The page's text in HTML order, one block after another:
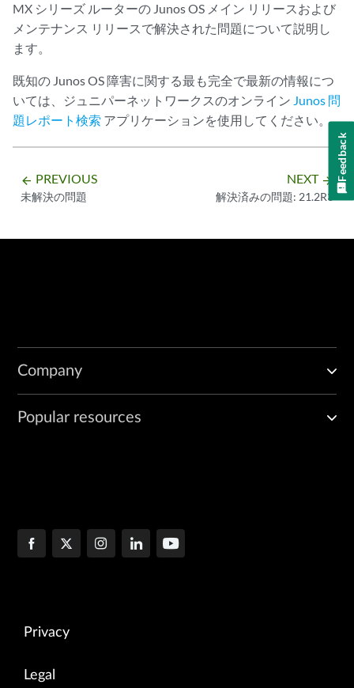
MX シリーズ ルーターの Junos OS メイン リリースおよび
メンテナンス リリースで解決された問題について説明し
ます。
既知の Junos OS 障害に関する最も完全で最新の情報につ
いては、ジュニパーネットワークスのオンライン Junos 問
題レポート検索 アプリケーションを使用してください。
arrow_backward PREVIOUS
未解決の問題
NEXT arrow_forward
解決済みの問題: 21.2R3
Company
Popular resources
Privacy
Legal
Feedback